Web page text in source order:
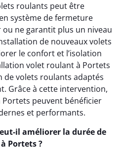
roulants peut être
système de fermeture
ne garantit plus un niveau
de nouveaux volets
le confort et l’isolation
volet roulant à Portets
de volets roulants adaptés
Grâce à cette intervention,
peuvent bénéficier
et performants.
il améliorer la durée de
Portets ?